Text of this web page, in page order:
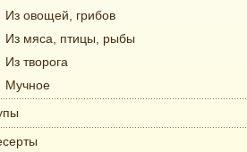
Из овощей, грибов
Из мяса, птицы, рыбы
Из творога
Мучное